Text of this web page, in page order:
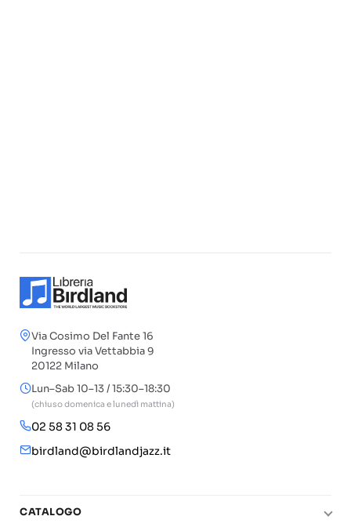
Via Cosimo Del Fante 16
Ingresso via Vettabbia 9
20122 Milano
Lun–Sab 10–13 / 15:30–18:30
(chiuso domenica e lunedì mattina)
02 58 31 08 56
birdland@birdlandjazz.it
CATALOGO